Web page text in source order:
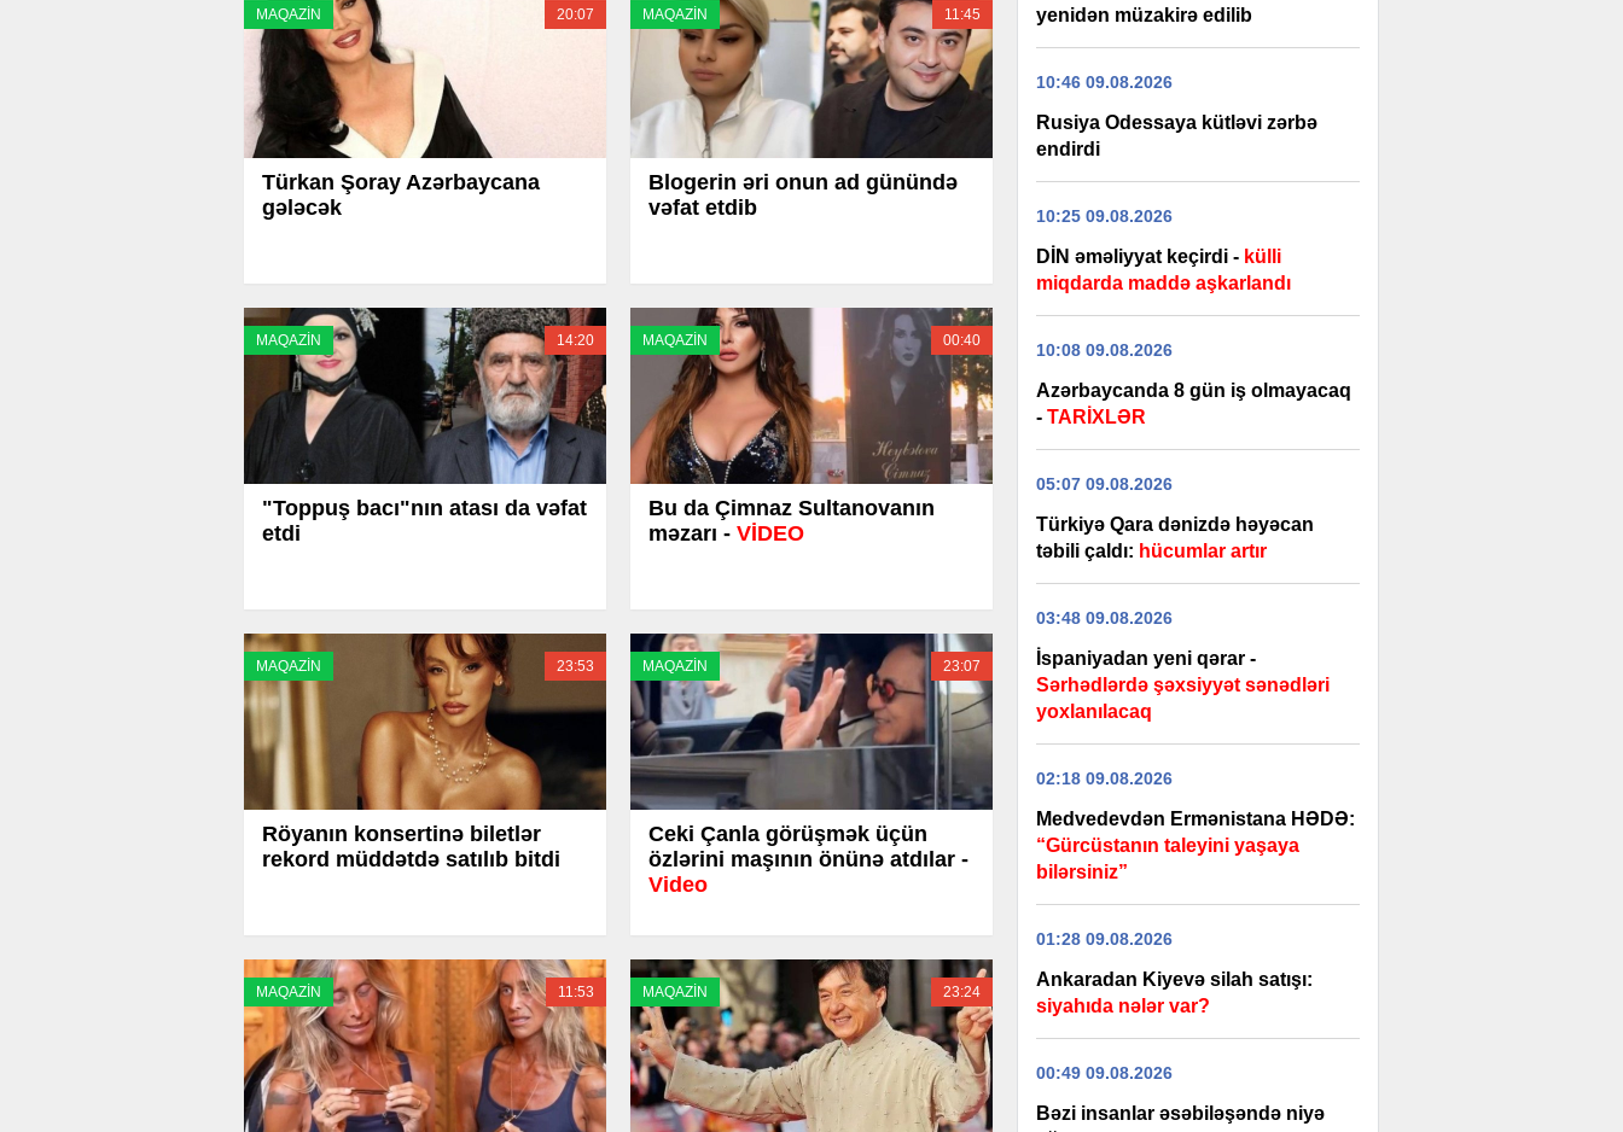
MAQAZİN 20:07
Türkan Şoray Azərbaycana
gələcək
MAQAZİN 11:45
Blogerin əri onun ad günündə
vəfat etdib
MAQAZİN 14:20
"Toppuş bacı"nın atası da vəfat
etdi
MAQAZİN 00:40
Bu da Çimnaz Sultanovanın
məzarı - VİDEO
MAQAZİN 23:53
Röyanın konsertinə biletlər
rekord müddətdə satılıb bitdi
MAQAZİN 23:07
Ceki Çanla görüşmək üçün
özlərini maşının önünə atdılar -
Video
MAQAZİN 11:53 MAQAZİN 23:24
yenidən müzakirə edilib
10:46 09.08.2026
Rusiya Odessaya kütləvi zərbə
endirdi
10:25 09.08.2026
DİN əməliyyat keçirdi - külli
miqdarda maddə aşkarlandı
10:08 09.08.2026
Azərbaycanda 8 gün iş olmayacaq
- TARİXLƏR
05:07 09.08.2026
Türkiyə Qara dənizdə həyəcan
təbili çaldı: hücumlar artır
03:48 09.08.2026
İspaniyadan yeni qərar -
Sərhədlərdə şəxsiyyət sənədləri
yoxlanılacaq
02:18 09.08.2026
Medvedevdən Ermənistana HƏDƏ:
“Gürcüstanın taleyini yaşaya
bilərsiniz”
01:28 09.08.2026
Ankaradan Kiyevə silah satışı:
siyahıda nələr var?
00:49 09.08.2026
Bəzi insanlar əsəbiləşəndə niyə